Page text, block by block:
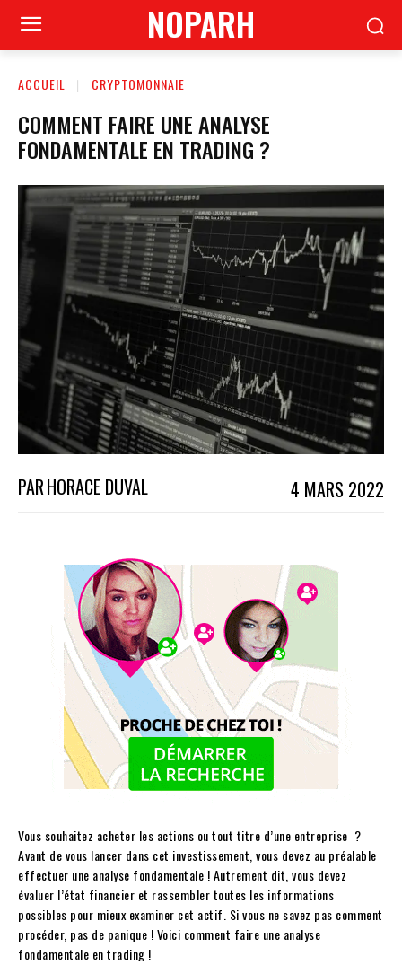
NOPARH
ACCUEIL CRYPTOMONNAIE
COMMENT FAIRE UNE ANALYSE
FONDAMENTALE EN TRADING ?
PARHORACE DUVAL 4 MARS 2022
Vous souhaitez acheter les actions ou tout titre d’une entreprise ?
Avant de vous lancer dans cet investissement, vous devez au préalable
effectuer une analyse fondamentale ! Autrement dit, vous devez
évaluer l’état financier et rassembler toutes les informations
possibles pour mieux examiner cet actif. Si vous ne savez pas comment
procéder, pas de panique ! Voici comment faire une analyse
fondamentale en trading !